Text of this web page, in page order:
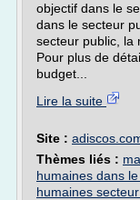
objectif dans le
dans le secteur
secteur public, la
Pour plus de
budget...
Lire la suite
Site :
Thèmes liés :
humaines dans
humaines